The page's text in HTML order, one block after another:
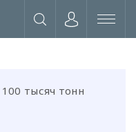
тысяч тонн